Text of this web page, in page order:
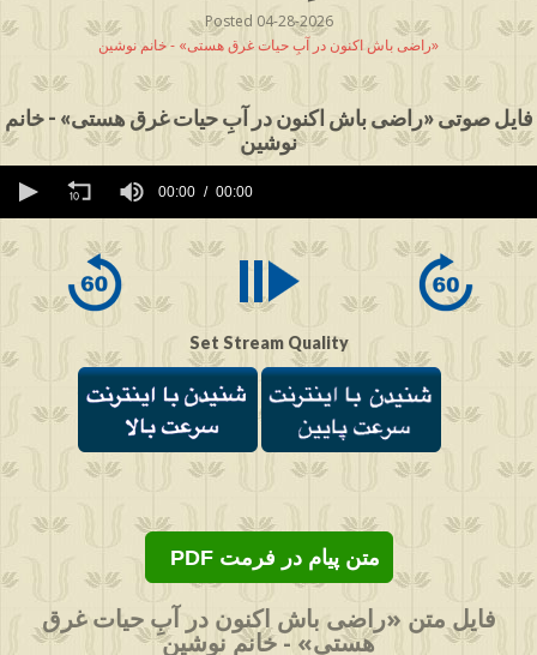
Posted 04-28-2026
راضی باش اکنون در آبِ حیات غرق هستی» - خانم نوشین»
فایل صوتی «راضی باش اکنون در آبِ حیات غرق هستی» - خانم
نوشین
seconds
seconds
00:00 00:00
Set Stream Quality
PDF متن پیام در فرمت
فایل متن «راضی باش اکنون در آبِ حیات غرق
هستی» - خانم نوشین